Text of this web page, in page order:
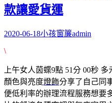
款讓愛貨運
2020-06-18小孩窗簾admin
\
上午女人茵蝶9點 51分 00秒 多
顏色與亮度燈飾分享了自己同
便低利率的辦理流程服務想要